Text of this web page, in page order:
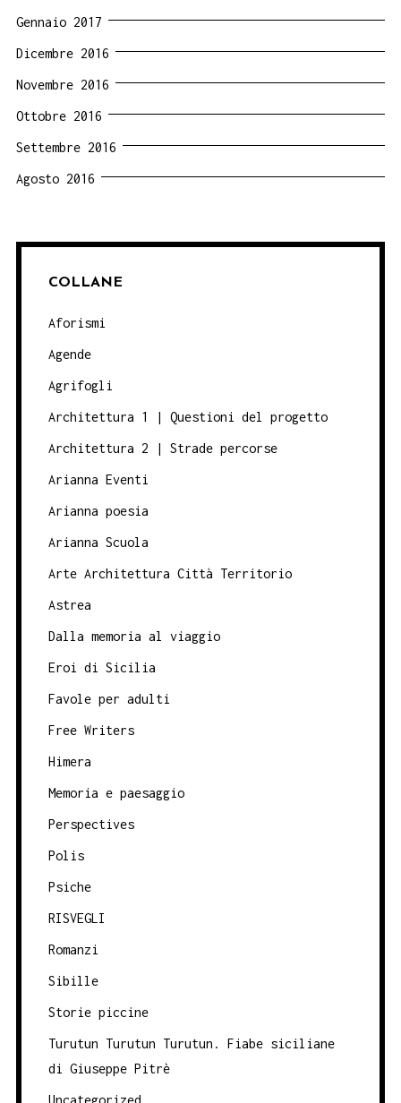
Gennaio 2017
Dicembre 2016
Novembre 2016
Ottobre 2016
Settembre 2016
Agosto 2016
COLLANE
Aforismi
Agende
Agrifogli
Architettura 1 | Questioni del progetto
Architettura 2 | Strade percorse
Arianna Eventi
Arianna poesia
Arianna Scuola
Arte Architettura Città Territorio
Astrea
Dalla memoria al viaggio
Eroi di Sicilia
Favole per adulti
Free Writers
Himera
Memoria e paesaggio
Perspectives
Polis
Psiche
RISVEGLI
Romanzi
Sibille
Storie piccine
Turutun Turutun Turutun. Fiabe siciliane
di Giuseppe Pitrè
Uncategorized